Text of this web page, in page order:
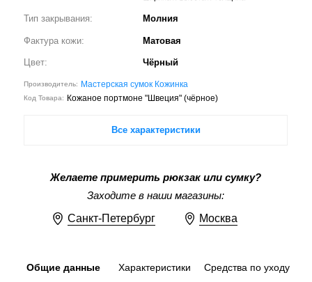
Тип закрывания: Молния
Фактура кожи: Матовая
Цвет: Чёрный
Производитель: Мастерская сумок Кожинка
Код Товара: Кожаное портмоне "Швеция" (чёрное)
Все характеристики
Желаете примерить рюкзак или сумку?
Заходите в наши магазины:
Санкт-Петербург Москва
Общие данные Характеристики Средства по уходу